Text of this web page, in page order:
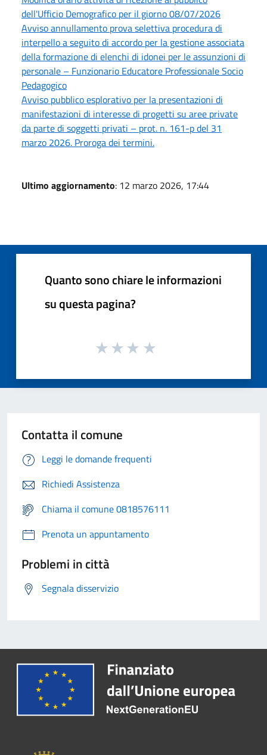
dell'Ufficio Demografico per il giorno 08/07/2026
Avviso annullamento prova selettiva procedura di
interpello a seguito di accordo per la gestione associata
della formazione di elenchi di idonei per le assunzioni di
personale – Funzionario Educatore Professionale Socio
Pedagogico
Avviso pubblico esplorativo per la presentazioni di
manifestazioni di interesse di progetti su aree private
da parte di soggetti privati – prot. n. 161-p del 31
marzo 2026. Proroga dei termini.
Ultimo aggiornamento: 12 marzo 2026, 17:44
Quanto sono chiare le informazioni
su questa pagina?
Contatta il comune
Leggi le domande frequenti
Richiedi Assistenza
Chiama il comune 0818576111
Prenota un appuntamento
Problemi in città
Segnala disservizio